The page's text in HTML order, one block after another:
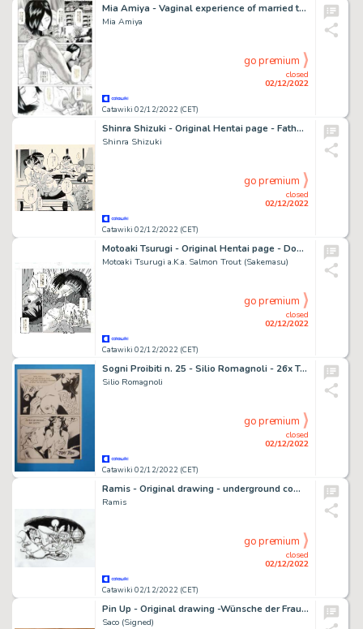
Mia Amiya - Vaginal experience of married teacher - Planche originale (uncensored) - Manga - Format: 25 x 36 cm. - (2017)
Mia Amiya
Catawiki 02/12/2022 (CET)
closed
02/12/2022
go premium
Shinra Shizuki - Original Hentai page - Father's Brutal Face - (2016)
Shinra Shizuki
Catawiki 02/12/2022 (CET)
closed
02/12/2022
go premium
Motoaki Tsurugi - Original Hentai page - Don't misunderstand me - (2010)
Motoaki Tsurugi a.K.a. Salmon Trout (Sakemasu)
Catawiki 02/12/2022 (CET)
closed
02/12/2022
go premium
Sogni Proibiti n. 25 - Silio Romagnoli - 26x Tavola Originale Vintage "Autolinea Sprint" - Page volante - Exemplaire unique - (1986)
Silio Romagnoli
Catawiki 02/12/2022 (CET)
closed
02/12/2022
go premium
Ramis - Original drawing - underground comic - the other E. T.
Ramis
Catawiki 02/12/2022 (CET)
closed
02/12/2022
go premium
Pin Up - Original drawing -Wünsche der Frauen - ‘Natasha and Krista. Size: 21 x 29 cm.
Saco (Signed)